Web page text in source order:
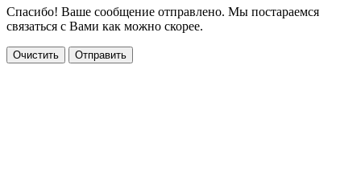
Спасибо! Ваше сообщение отправлено. Мы постараемся
связаться с Вами как можно скорее.
Очистить Отправить